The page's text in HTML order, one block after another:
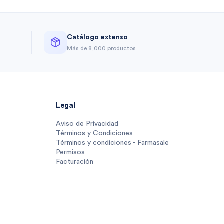
Catálogo extenso
Más de 8,000 productos
Legal
Aviso de Privacidad
Términos y Condiciones
Términos y condiciones - Farmasale
Permisos
Facturación